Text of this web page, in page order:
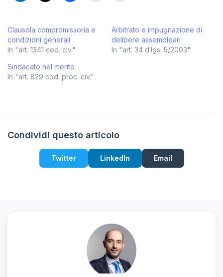
Clausola compromissoria e
condizioni generali
In "art. 1341 cod. civ."
Arbitrato e impugnazione di
delibere assembleari
In "art. 34 d.lgs. 5/2003"
Sindacato nel merito
In "art. 829 cod. proc. civ."
Condividi questo articolo
Twitter LinkedIn Email